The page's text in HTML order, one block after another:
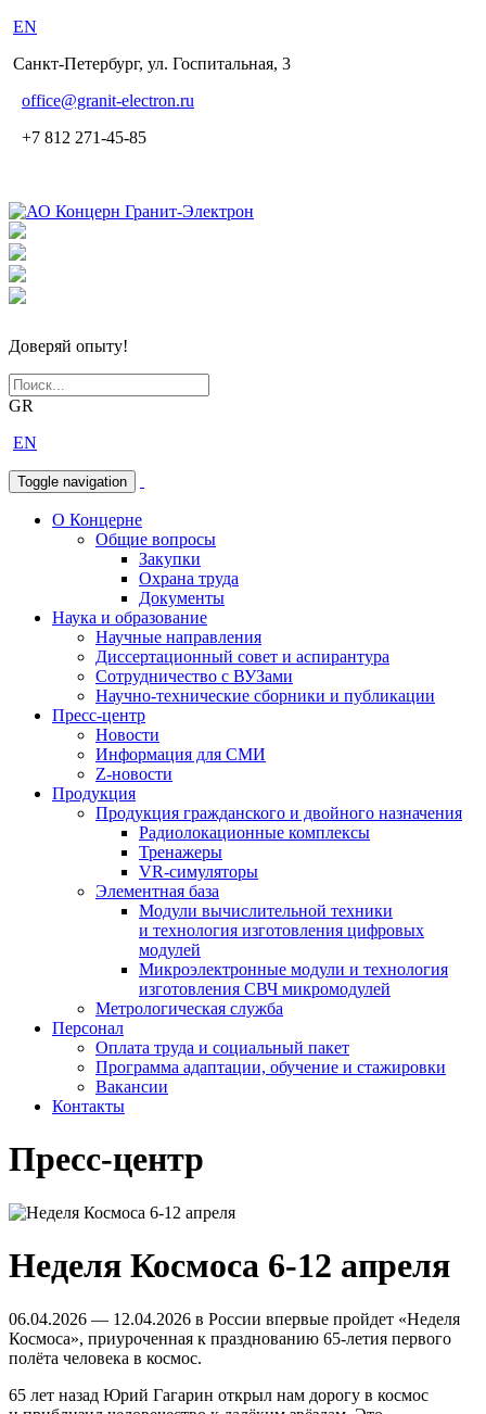
EN
Санкт-Петербург, ул. Госпитальная, 3
office@granit-electron.ru
+7 812 271-45-85
Доверяй опыту!
GR
EN
Toggle navigation
О Концерне
Общие вопросы
Закупки
Охрана труда
Документы
Наука и образование
Научные направления
Диссертационный совет и аспирантура
Сотрудничество с ВУЗами
Научно-технические сборники и публикации
Пресс-центр
Новости
Информация для СМИ
Z-новости
Продукция
Продукция гражданского и двойного назначения
Радиолокационные комплексы
Тренажеры
VR-симуляторы
Элементная база
Модули вычислительной техники
и технология изготовления цифровых
модулей
Микроэлектронные модули и технология
изготовления СВЧ микромодулей
Метрологическая служба
Персонал
Оплата труда и социальный пакет
Программа адаптации, обучение и стажировки
Вакансии
Контакты
Пресс-центр
Неделя Космоса 6-12 апреля
06.04.2026 — 12.04.2026 в России впервые пройдет «Неделя
Космоса», приуроченная к празднованию 65-летия первого
полёта человека в космос.
65 лет назад Юрий Гагарин открыл нам дорогу в космос